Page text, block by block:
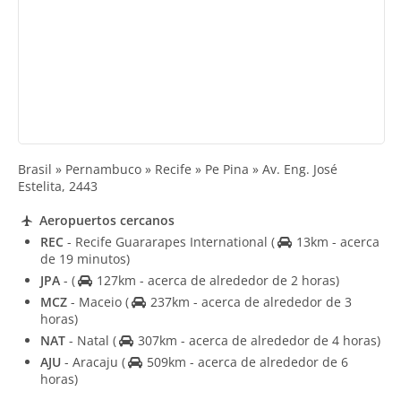
Brasil » Pernambuco » Recife » Pe Pina » Av. Eng. José
Estelita, 2443
Aeropuertos cercanos
REC - Recife Guararapes International (
13km - acerca
de 19 minutos)
JPA - (
127km - acerca de alrededor de 2 horas)
MCZ - Maceio (
237km - acerca de alrededor de 3
horas)
NAT - Natal (
307km - acerca de alrededor de 4 horas)
AJU - Aracaju (
509km - acerca de alrededor de 6
horas)